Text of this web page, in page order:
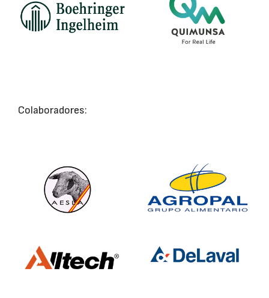
Colaboradores: